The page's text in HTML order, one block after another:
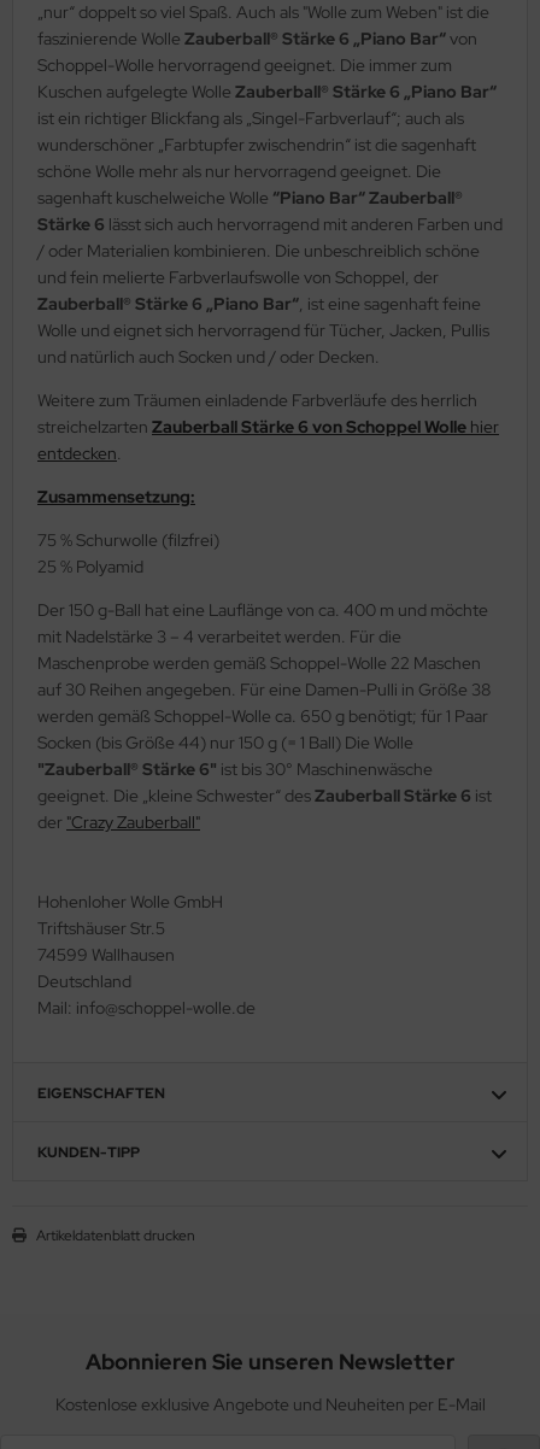
„nur“ doppelt so viel Spaß. Auch als "Wolle zum Weben" ist die
faszinierende Wolle Zauberball® Stärke 6 „Piano Bar“von
Schoppel-Wolle hervorragend geeignet. Die immer zum
Kuschen aufgelegte Wolle Zauberball® Stärke 6 „Piano Bar“
ist ein richtiger Blickfang als „Singel-Farbverlauf“; auch als
wunderschöner „Farbtupfer zwischendrin“ ist die sagenhaft
schöne Wolle mehr als nur hervorragend geeignet. Die
sagenhaft kuschelweiche Wolle “Piano Bar“ Zauberball®
Stärke 6 lässt sich auch hervorragend mit anderen Farben und
/ oder Materialien kombinieren. Die unbeschreiblich schöne
und fein melierte Farbverlaufswolle von Schoppel, der
Zauberball® Stärke 6 „Piano Bar“, ist eine sagenhaft feine
Wolle und eignet sich hervorragend für Tücher, Jacken, Pullis
und natürlich auch Socken und / oder Decken.
Weitere zum Träumen einladende Farbverläufe des herrlich
streichelzarten Zauberball Stärke 6 von Schoppel Wolle hier
entdecken.
Zusammensetzung:
75 % Schurwolle (filzfrei)
25 % Polyamid
Der 150 g-Ball hat eine Lauflänge von ca. 400 m und möchte
mit Nadelstärke 3 – 4 verarbeitet werden. Für die
Maschenprobe werden gemäß Schoppel-Wolle 22 Maschen
auf 30 Reihen angegeben. Für eine Damen-Pulli in Größe 38
werden gemäß Schoppel-Wolle ca. 650 g benötigt; für 1 Paar
Socken (bis Größe 44) nur 150 g (= 1 Ball) Die Wolle
"Zauberball® Stärke 6" ist bis 30° Maschinenwäsche
geeignet. Die „kleine Schwester“ desZauberball Stärke 6 ist
der "Crazy Zauberball"
Hohenloher Wolle GmbH
Triftshäuser Str.5
74599 Wallhausen
Deutschland
Mail: info@schoppel-wolle.de
EIGENSCHAFTEN
KUNDEN-TIPP
Artikeldatenblatt drucken
Abonnieren Sie unseren Newsletter
Kostenlose exklusive Angebote und Neuheiten per E-Mail